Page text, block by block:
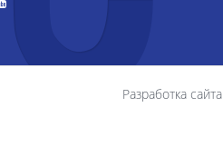
Разработка сайта